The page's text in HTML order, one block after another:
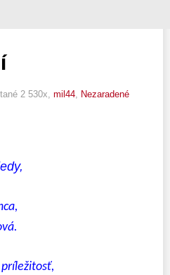
2 530x, mil44 Nezaradené